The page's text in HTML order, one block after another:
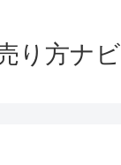
り方ナビ